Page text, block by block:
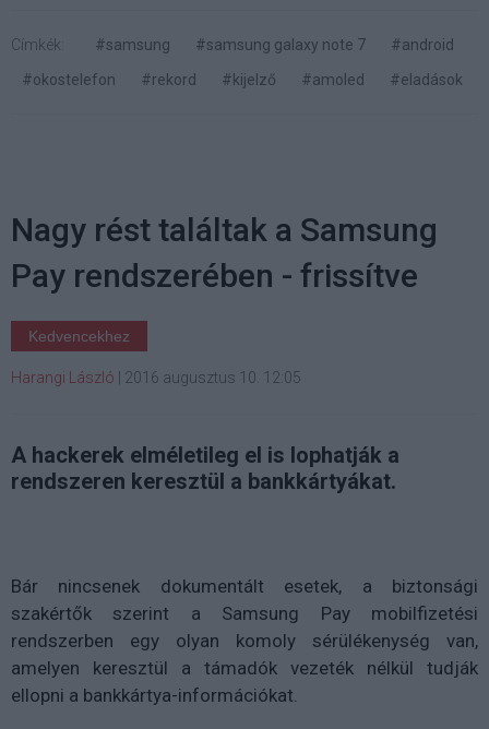
Címkék: #samsung #samsung galaxy note 7
#android
#okostelefon
#rekord #kijelző #amoled #eladások
Nagy rést találtak a Samsung
Pay rendszerében - frissítve
Kedvencekhez
Harangi László 2016 augusztus 10. 12:05
A hackerek elméletileg el is lophatják a
rendszeren keresztül a bankkártyákat.
Bár nincsenek dokumentált esetek, a biztonsági
szakértők szerint a Samsung Pay mobilfizetési
rendszerben egy olyan komoly sérülékenység van,
amelyen keresztül a támadók vezeték nélkül tudják
ellopni a bankkártya-információkat.